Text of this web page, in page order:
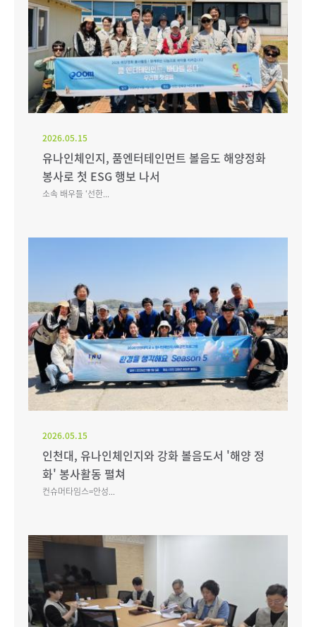
2026.05.15
유나인체인지, 품엔터테인먼트 볼음도 해양정화
봉사로 첫 ESG 행보 나서
소속 배우들 ‘선한...
2026.05.15
인천대, 유나인체인지와 강화 볼음도서 '해양 정
화' 봉사활동 펼쳐
컨슈머타임스=안성...